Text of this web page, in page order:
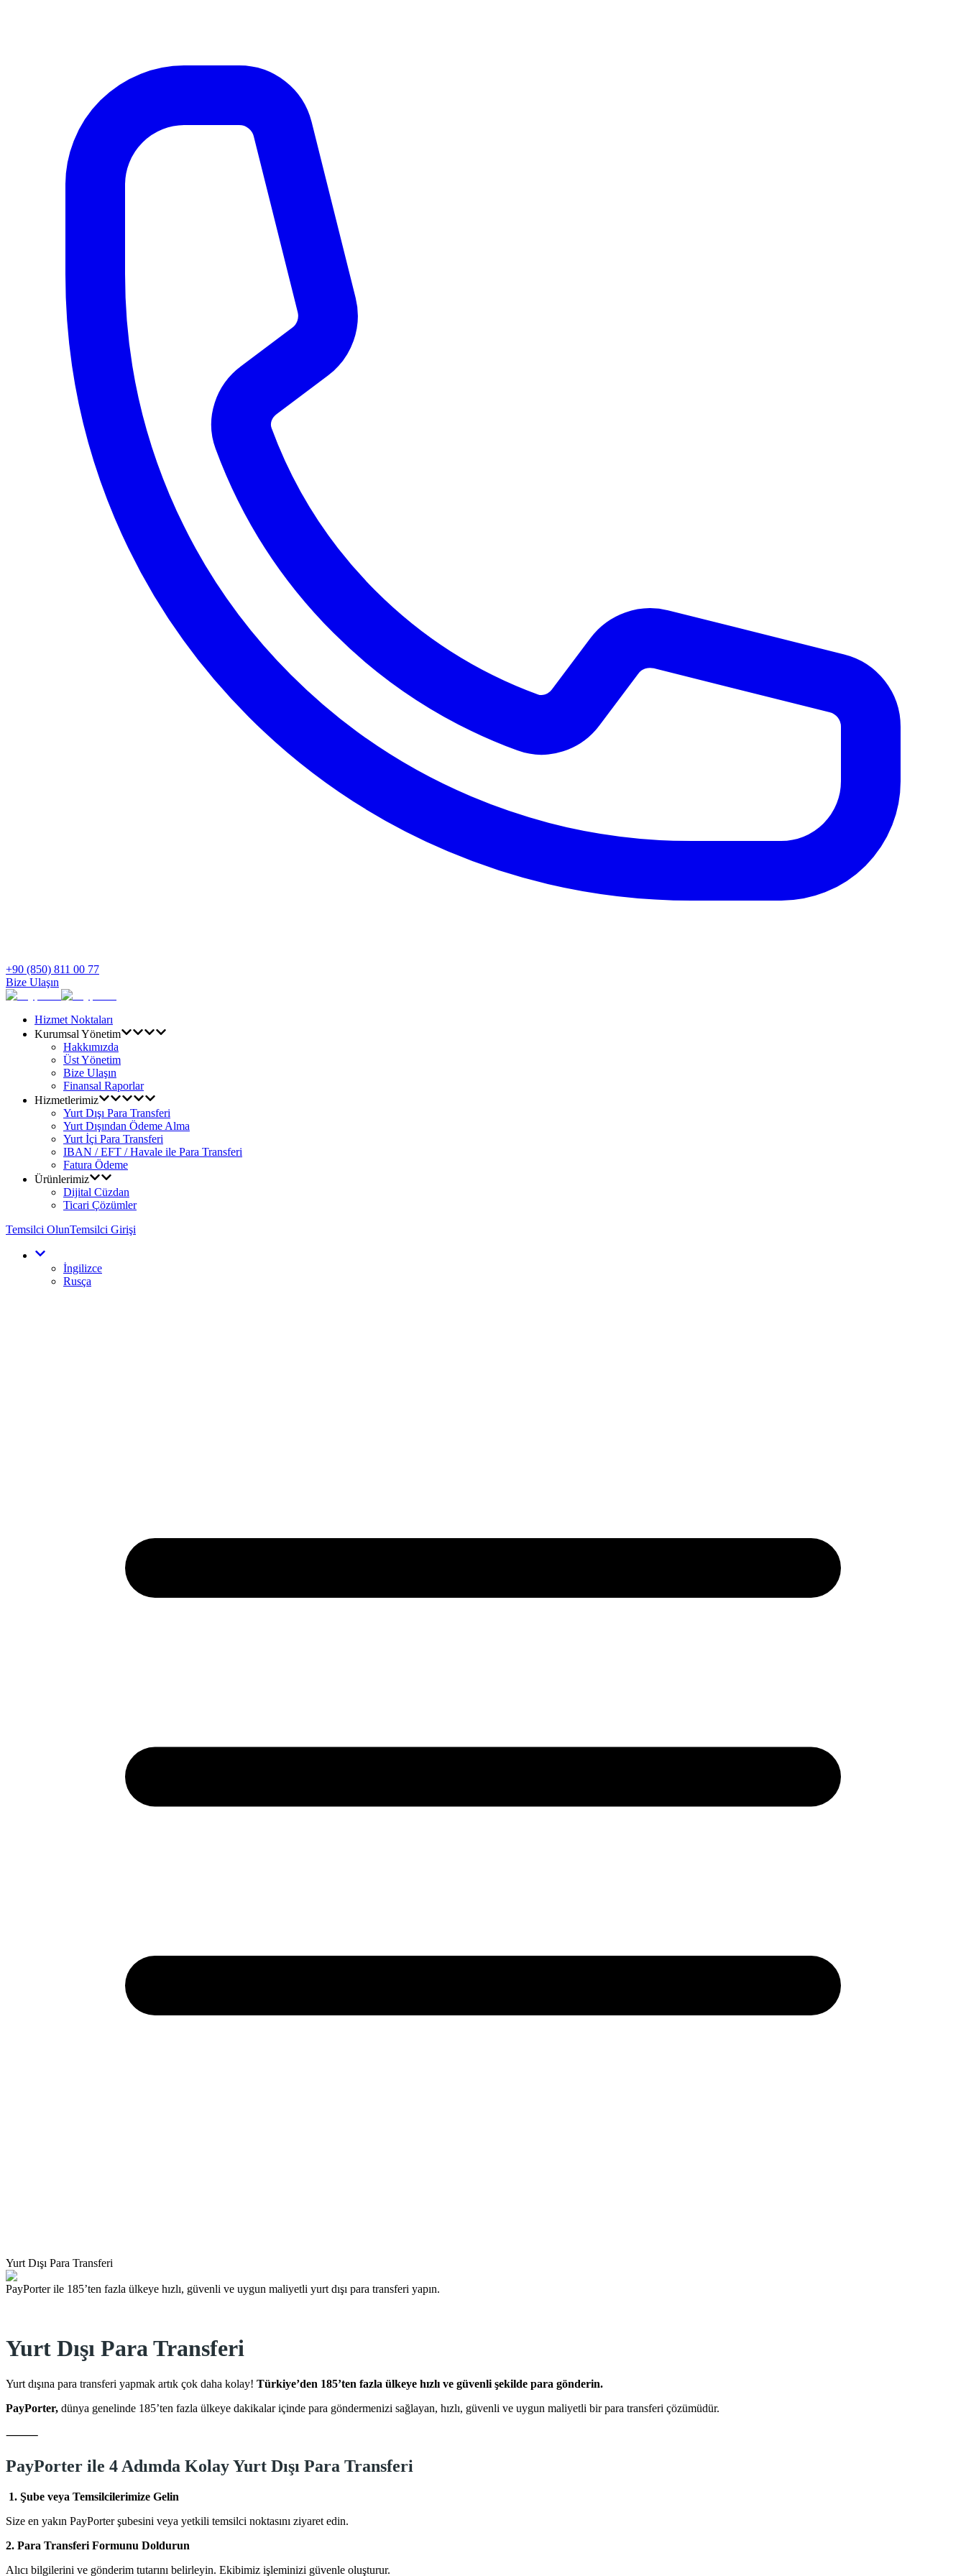
+90 (850) 811 00 77
Bize Ulaşın
Hizmet Noktaları
Kurumsal Yönetim
Hakkımızda
Üst Yönetim
Bize Ulaşın
Finansal Raporlar
Hizmetlerimiz
Yurt Dışı Para Transferi
Yurt Dışından Ödeme Alma
Yurt İçi Para Transferi
IBAN / EFT / Havale ile Para Transferi
Fatura Ödeme
Ürünlerimiz
Dijital Cüzdan
Ticari Çözümler
Temsilci OlunTemsilci Girişi
İngilizce
Rusça
Yurt Dışı Para Transferi
PayPorter ile 185’ten fazla ülkeye hızlı, güvenli ve uygun maliyetli yurt dışı para transferi yapın.
Yurt Dışı Para Transferi
Yurt dışına para transferi yapmak artık çok daha kolay! Türkiye’den 185’ten fazla ülkeye hızlı ve güvenli şekilde para gönderin.
PayPorter, dünya genelinde 185’ten fazla ülkeye dakikalar içinde para göndermenizi sağlayan, hızlı, güvenli ve uygun maliyetli bir para transferi çözümüdür.
⸻
PayPorter ile 4 Adımda Kolay Yurt Dışı Para Transferi
1. Şube veya Temsilcilerimize Gelin
Size en yakın PayPorter şubesini veya yetkili temsilci noktasını ziyaret edin.
2. Para Transferi Formunu Doldurun
Alıcı bilgilerini ve gönderim tutarını belirleyin. Ekibimiz işleminizi güvenle oluşturur.